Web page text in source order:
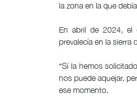
la zona en la que
En abril de 2024, el
prevalecía en la sierra
“Sí la hemos
nos puede aquejar,
ese momento.